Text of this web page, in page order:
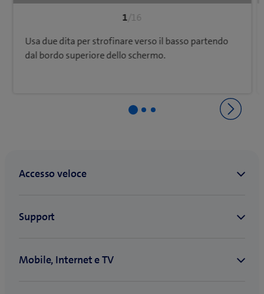
1 /16
Usa due dita per strofinare verso il basso partendo
dal bordo superiore dello schermo.